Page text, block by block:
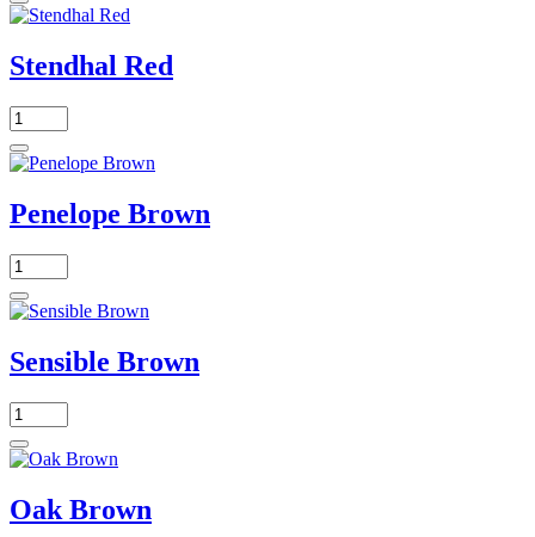
Stendhal Red
Penelope Brown
Sensible Brown
Oak Brown